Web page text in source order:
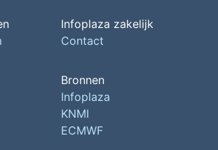
Infoplaza zakelijk
Contact
Bronnen
Infoplaza
KNMI
ECMWF